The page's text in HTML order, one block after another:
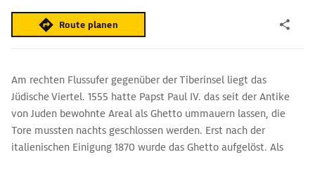
Route planen
Am rechten Flussufer gegenüber der Tiberinsel liegt das
Jüdische Viertel. 1555 hatte Papst Paul IV. das seit der Antike
von Juden bewohnte Areal als Ghetto ummauern lassen, die
Tore mussten nachts geschlossen werden. Erst nach der
italienischen Einigung 1870 wurde das Ghetto aufgelöst. Als